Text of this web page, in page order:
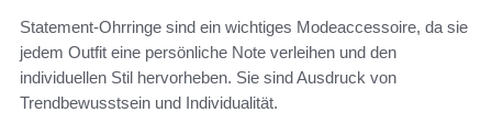
Statement-Ohrringe sind ein wichtiges Modeaccessoire, da sie
jedem Outfit eine persönliche Note verleihen und den
individuellen Stil hervorheben. Sie sind Ausdruck von
Trendbewusstsein und Individualität.